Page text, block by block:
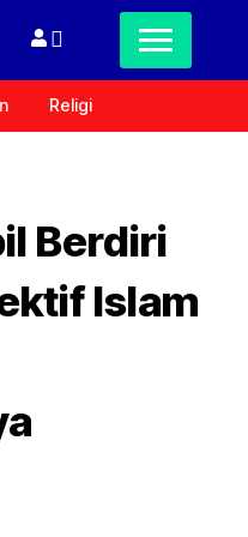
Religi
Berdiri
Islam